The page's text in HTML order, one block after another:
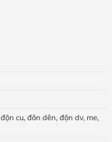
độn cu, đôn dên, độn dv, me,